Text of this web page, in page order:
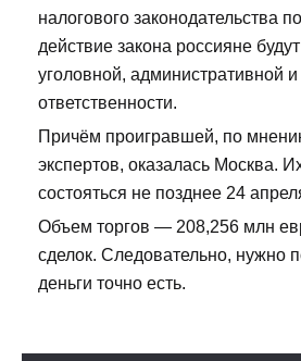
налогового законодательства
действие закона россияне
уголовной, административной
ответственности.
Причём проигравшей, по
экспертов, оказалась Москва.
состояться не позднее 24
Объем торгов — 208,256 млн
сделок. Следовательно, нужно
деньги точно есть.